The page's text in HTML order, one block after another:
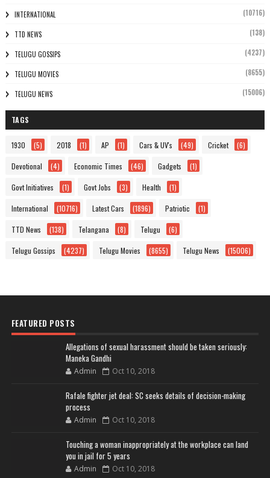
INTERNATIONAL (10716)
TTD NEWS (138)
TELUGU GOSSIPS (4237)
TELUGU MOVIES (8655)
TELUGU NEWS (15006)
TAGS
1930 (5) 2018 (1) AP (1) Cars & UV's (49) Cricket (6)
Devotional (4) Economic Times (46) Gadgets (1)
Govt Initiatives (1) Govt Jobs (3) Health (1)
International (10716) Latest Cars (1896) Patriotic (1)
TTD News (138) Telangana (8) Telugu (6)
Telugu Gossips (4237) Telugu Movies (8655) Telugu News (15006)
FEATURED POSTS
Allegations of sexual harassment should be taken seriously:
Maneka Gandhi
Admin Oct 10, 2018
Rafale fighter jet deal: SC seeks details of decision-making
process
Admin Oct 10, 2018
Touching a woman inappropriately at the workplace can land
you in jail for 5 years
Admin Oct 10, 2018